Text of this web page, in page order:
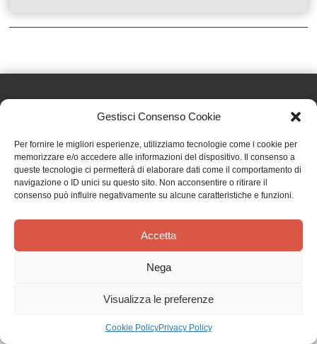
Gestisci Consenso Cookie
Per fornire le migliori esperienze, utilizziamo tecnologie come i cookie per
memorizzare e/o accedere alle informazioni del dispositivo. Il consenso a
queste tecnologie ci permetterà di elaborare dati come il comportamento di
navigazione o ID unici su questo sito. Non acconsentire o ritirare il
consenso può influire negativamente su alcune caratteristiche e funzioni.
Accetta
Nega
Visualizza le preferenze
Cookie PolicyPrivacy Policy
Effatà Editrice di Pellegrino Paolo SAS
C.F. e P.IVA 09655250018
Via Tre Denti, 1 - 10060 Cantalupa (TO)
Telefono: (+39) 0121 353452 - Fax: (+39) 0121 353839
TERMINI E CONDIZIONI